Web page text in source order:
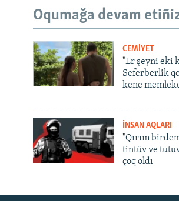
Русский
Oqumağa devam
CEMİYET
"Er şeyni eki
Seferberlik
kene
İNSAN AQLARI
"Qırım
tintüv ve
çoq oldı